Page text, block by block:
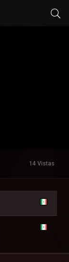
14 Vistas